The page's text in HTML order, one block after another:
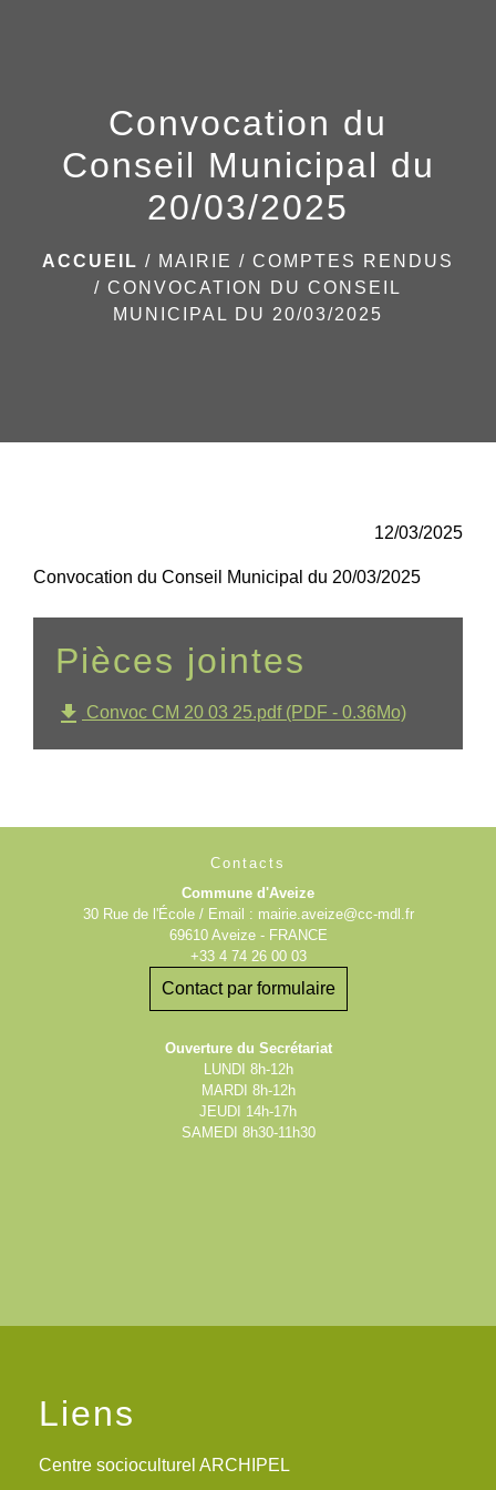
Convocation du
Conseil Municipal du
20/03/2025
ACCUEIL / MAIRIE / COMPTES RENDUS
/ CONVOCATION DU CONSEIL
MUNICIPAL DU 20/03/2025
12/03/2025
Convocation du Conseil Municipal du 20/03/2025
Pièces jointes
file_download Convoc CM 20 03 25.pdf (PDF - 0.36Mo)
Contacts
Commune d'Aveize
30 Rue de l'École / Email : mairie.aveize@cc-mdl.fr
69610 Aveize - FRANCE
+33 4 74 26 00 03
Contact par formulaire
Ouverture du Secrétariat
LUNDI 8h-12h
MARDI 8h-12h
JEUDI 14h-17h
SAMEDI 8h30-11h30
Liens
Centre socioculturel ARCHIPEL